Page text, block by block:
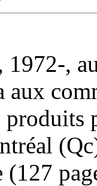
,
aux
produits
(127